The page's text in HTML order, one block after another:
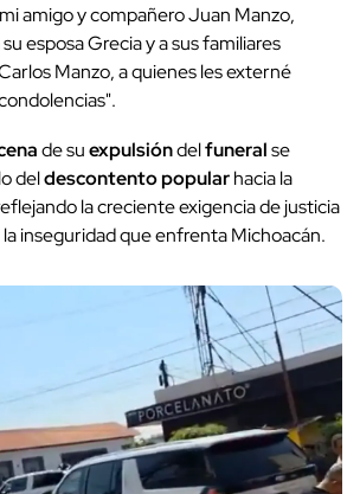
amigo y compañero Juan Manzo,
esposa Grecia y a sus familiares
Manzo, a quienes les externé
de suexpulsióndelfuneralse
deldescontento popularhacia la
la creciente exigencia de justicia
inseguridad que enfrenta Michoacán.